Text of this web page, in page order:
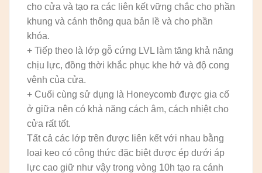
cho cửa và tạo ra các liên kết vững chắc cho phần
khung và cánh thông qua bản lề và cho phần
khóa.
+ Tiếp theo là lớp gỗ cứng LVL làm tăng khả năng
chịu lực, đồng thời khắc phục khe hở và độ cong
vênh của cửa.
+ Cuối cùng sử dụng là Honeycomb được gia cố
ở giữa nên có khả năng cách âm, cách nhiệt cho
cửa rất tốt.
Tất cả các lớp trên được liên kết với nhau bằng
loại keo có công thức đặc biệt được ép dưới áp
lực cao giữ như vậy trong vòng 10h tạo ra cánh